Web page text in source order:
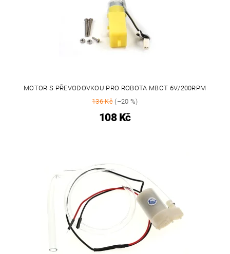
MOTOR S PŘEVODOVKOU PRO ROBOTA MBOT 6V/200RPM
136 Kč(–20 %)
108 Kč